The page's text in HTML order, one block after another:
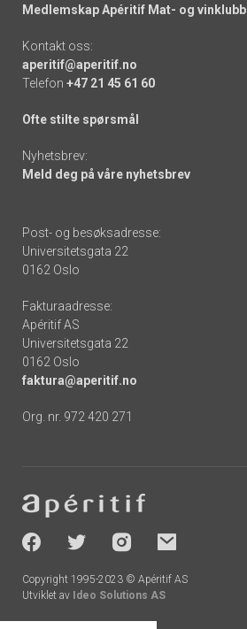
Medlemskap Apéritif Mat- og vinklubb
Kontakt oss:
aperitif@aperitif.no
Telefon +47 21 45 61 60
Ofte stilte spørsmål
Nyhetsbrev:
Meld deg på våre nyhetsbrev
Post- og besøksadresse:
Universitetsgata 22
0162 Oslo
Fakturaadresse:
Apéritif AS
Universitetsgata 22
0162 Oslo
faktura@aperitif.no
Org. nr. 972 420 271
-
socials
Copyright 1995-2023 © Apéritif AS
Utviklet av Ideo Solutions AS